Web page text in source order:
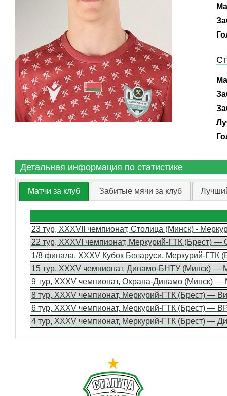
Детальная информация по статистике
Матчи за клуб Забитые мячи за клуб
23 тур, XXXVII чемпионат, Столица (Минск) -
22 тур, XXXVI чемпионат, Меркурий-ГТК (Брест) —
1/8 финала, XXXV Кубок Беларуси, Меркурий-ГТК
15 тур, XXXV чемпионат, Динамо-БНТУ (Минск) —
9 тур, XXXV чемпионат, Охрана-Динамо (Минск) —
8 тур, XXXV чемпионат, Меркурий-ГТК (Брест) —
6 тур, XXXV чемпионат, Меркурий-ГТК (Брест) —
4 тур, XXXV чемпионат, Меркурий-ГТК (Брест) —